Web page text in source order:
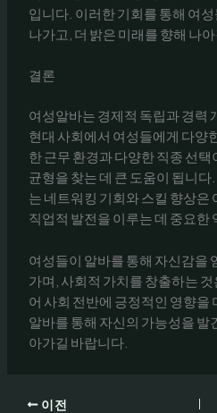
입니다. 이러한 기회를 통해 여
나가고, 더 밝은 미래를 향해 나
결론
여성알바는 경제적 독립과 경력
현대 사회에서 여성들에게 다양
한 근무 환경과 다양한 직종 선
균형을 찾는 데 큰 도움이 됩니다
는 네트워킹 기회와 스킬 향상은
직업적 발전을 이루는 데 중요한
여성들이 알바를 통해 자신감을
가며, 사회적 가치를 창출하는
어 사회 전반에 긍정적인 영향을
알바를 통해 자신의 가능성을 발
아가길 바랍니다.
이전